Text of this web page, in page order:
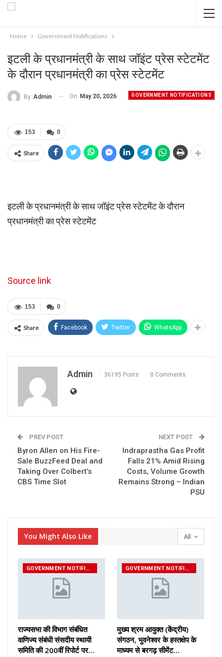
Home Government Notifications
इटली के प्रधानमंत्री के साथ जॉइंट प्रेस स्टेटमेंट
के दौरान प्रधानमंत्री का प्रेस स्टेटमेंट
GOVERNMENT NOTIFICATIONS
By Admin On May 20, 2026
0
153
Share
इटली के प्रधानमंत्री के साथ जॉइंट प्रेस स्टेटमेंट के दौरान
प्रधानमंत्री का प्रेस स्टेटमेंट
Source link
0
153
Share Facebook Twitter WhatsApp
Admin 36195 Posts 0 Comments
PREV POST
Byron Allen on His Fire-
Sale BuzzFeed Deal and
Taking Over Colbert’s
CBS Time Slot
NEXT POST
Indraprastha Gas Profit
Falls 21% Amid Rising
Costs, Volume Growth
Remains Strong – Indian
PSU
All
You Might Also Like
GOVERNMENT NOTIFICATIONS
राज्यसभा की विभाग संबंधित
वाणिज्य संबंधी संसदीय स्थायी
समिति की 200वीं रिपोर्ट पर…
GOVERNMENT NOTIFICATIONS
मुख्य श्रम आयुक्त (केंद्रीय)
संगठन, भुवनेश्वर के हस्तक्षेप के
माध्यम से बरगढ़ सीमेंट…